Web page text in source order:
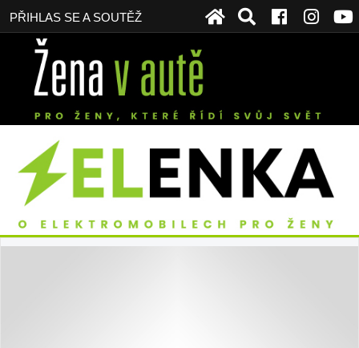
PŘIHLAS SE A SOUTĚŽ